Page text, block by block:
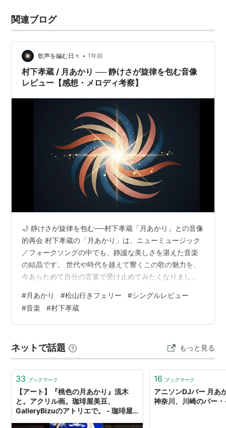
関連ブログ
歌声を編む日々 • 1年前
村下孝蔵 / 月あかり ── 静けさが旋律を包む音像
レビュー【感想・メロディ考察】
🌙 静けさが旋律を包む──村下孝蔵「月あかり」との音像
的再会 村下孝蔵の「月あかり」は、ニューミュージック
／フォークソングの中でも、静謐な美しさを湛えた音楽
の結晶です。 世代や時代を越えて響くこの歌の魅力を、
今あらためて自分の言葉で受け止めてみたくなりまし
ギターの響き── その旋律が描く「日常の尊さと、記憶の
中の風景」を、音像の視点から静かに掘り下げていきま
す。 月あかり 村下孝蔵 ジャケ写を見る ▶ 目次を開く /
との音像的再会 📚 基本情報──村下孝蔵の原点を記した
一枚 🎵 トラック…
#月あかり #松山行きフェリー #シングルレビュー
#音楽 #村下孝蔵
ネットで話題 もっと見る
33 ブックマーク
【アート】『桃色の月あかり』流木
と。アクリル画。珈琲屋美豆、
GalleryBizuのアトリエで。 - 珈琲屋
16 ブックマーク
アニソンDJバー 月あ
神奈川、川崎のバー